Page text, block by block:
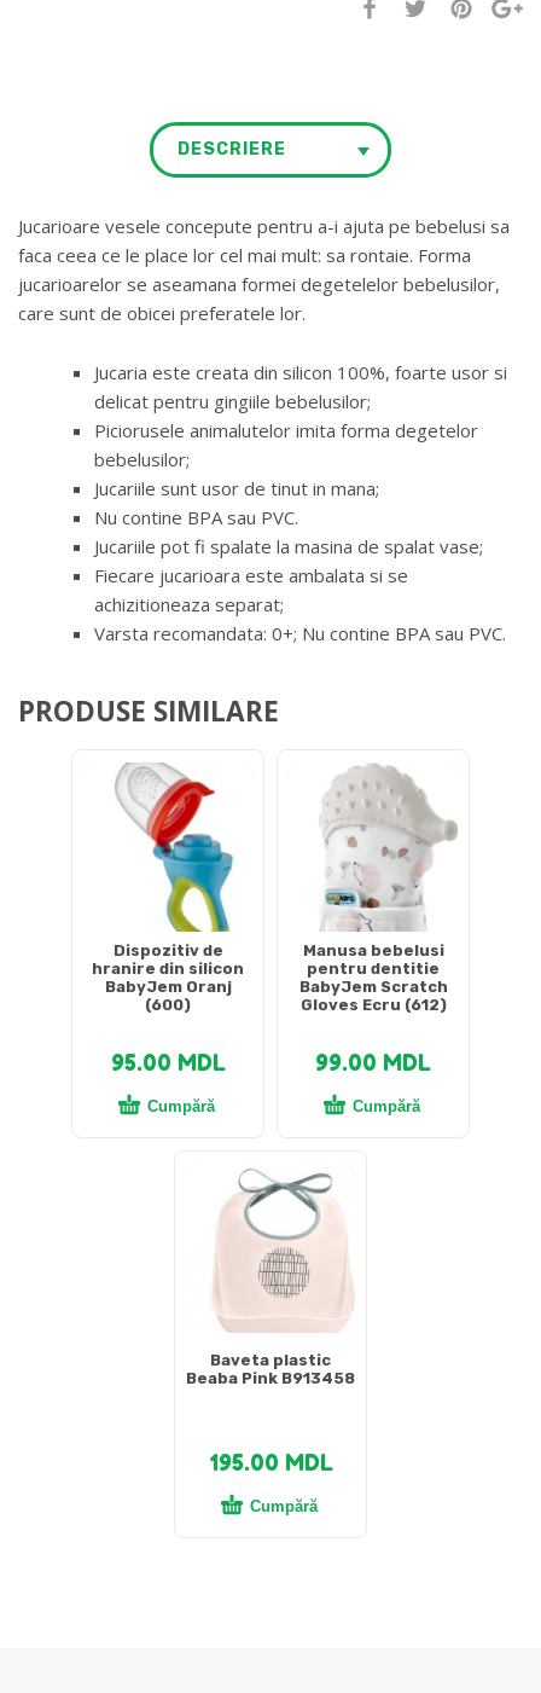
DESCRIERE
Jucarioare vesele concepute pentru a-i ajuta pe bebelusi sa
faca ceea ce le place lor cel mai mult: sa rontaie. Forma
jucarioarelor se aseamana formei degetelelor bebelusilor,
care sunt de obicei preferatele lor.
Jucaria este creata din silicon 100%, foarte usor si
delicat pentru gingiile bebelusilor;
Piciorusele animalutelor imita forma degetelor
bebelusilor;
Jucariile sunt usor de tinut in mana;
Nu contine BPA sau PVC.
Jucariile pot fi spalate la masina de spalat vase;
Fiecare jucarioara este ambalata si se
achizitioneaza separat;
Varsta recomandata: 0+; Nu contine BPA sau PVC.
PRODUSE SIMILARE
Dispozitiv de
hranire din silicon
BabyJem Oranj
(600)
95.00 MDL
Cumpără
Manusa bebelusi
pentru dentitie
BabyJem Scratch
Gloves Ecru (612)
99.00 MDL
Cumpără
Baveta plastic
Beaba Pink B913458
195.00 MDL
Cumpără